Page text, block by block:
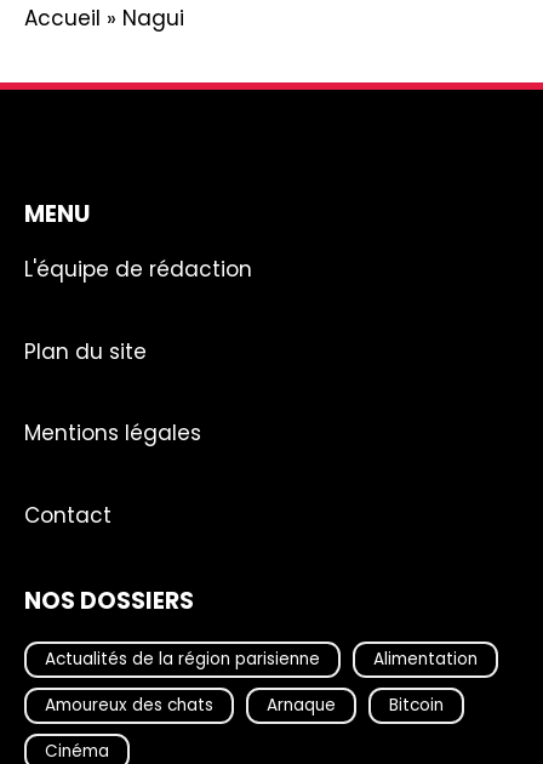
Accueil » Nagui
MENU
L'équipe de rédaction
Plan du site
Mentions légales
Contact
NOS DOSSIERS
Actualités de la région parisienne
Alimentation
Amoureux des chats
Arnaque
Bitcoin
Cinéma